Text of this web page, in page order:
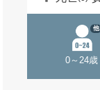
0～24歳
他